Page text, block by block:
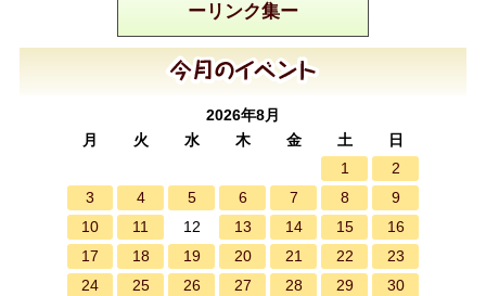
ーリンク集ー
2026年8月
月
火 水 木 金 土
日
1
2
3
4 5 6 7 8
9
10
11 12 13 14 15
16
17
18 19 20 21 22
23
24
25 26 27 28 29
30